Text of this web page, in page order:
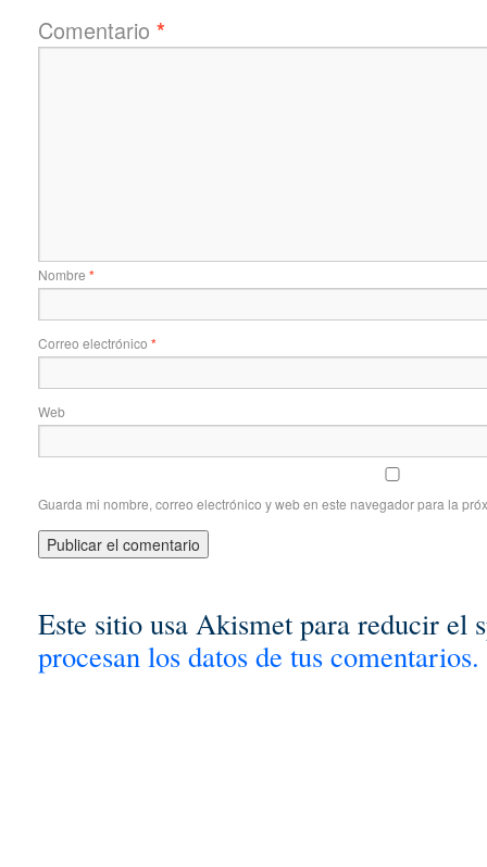
Comentario *
Nombre *
Correo electrónico *
Web
Guarda mi nombre, correo electrónico y web en este navegador para la
Este sitio usa Akismet para reducir el
procesan los datos de tus comentarios.